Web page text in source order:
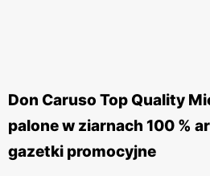
Don Caruso Top Quality
palone w ziarnach 100 %
gazetki promocyjne